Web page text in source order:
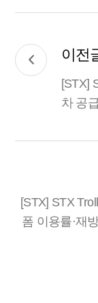
이전
[STX]
차 공
[STX] STX
폼 이용률·재